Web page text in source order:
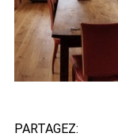
PARTAGEZ: